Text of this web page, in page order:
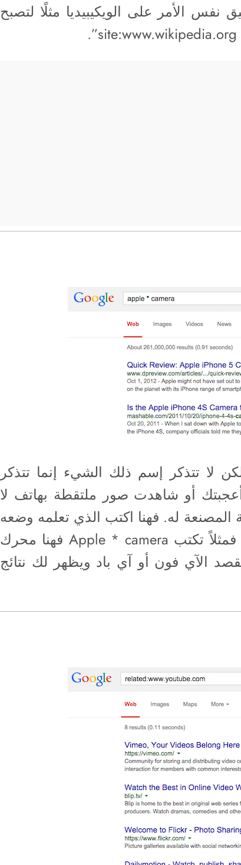
الأمر على الويكيبيديا مثلًا لتصبح
لا تتذكر إسم ذلك الشيء إنما تتذكر
أو شاهدت صور ملتقطة بهاتف لا
المصنعة له. فهنا اكتب الذي تعلمه وضعه
علامة نجمة * مكان الشيء المجهول لك. فمثلاً تكتب Apple * camera فهنا محرك
الآي فون أو آي باد ويظهر لك نتائج